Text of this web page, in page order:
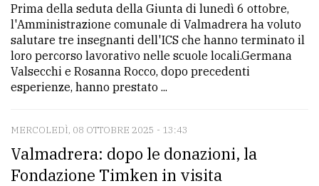
Prima della seduta della Giunta di lunedì 6 ottobre,
l'Amministrazione comunale di Valmadrera ha voluto
salutare tre insegnanti dell'ICS che hanno terminato il
loro percorso lavorativo nelle scuole locali.Germana
Valsecchi e Rosanna Rocco, dopo precedenti
esperienze, hanno prestato ...
MERCOLEDÌ, 08 OTTOBRE 2025 - 13:43
Valmadrera: dopo le donazioni, la
Fondazione Timken in visita